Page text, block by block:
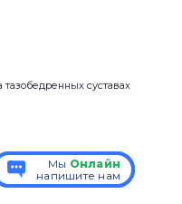
суставах
Мы Онлайн
напишите нам
Мы Онлайн
напишите нам